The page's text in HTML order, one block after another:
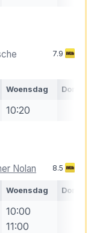
7.9
Woensdag
10:20
Nolan 8.5
Woensdag
10:00
11:00